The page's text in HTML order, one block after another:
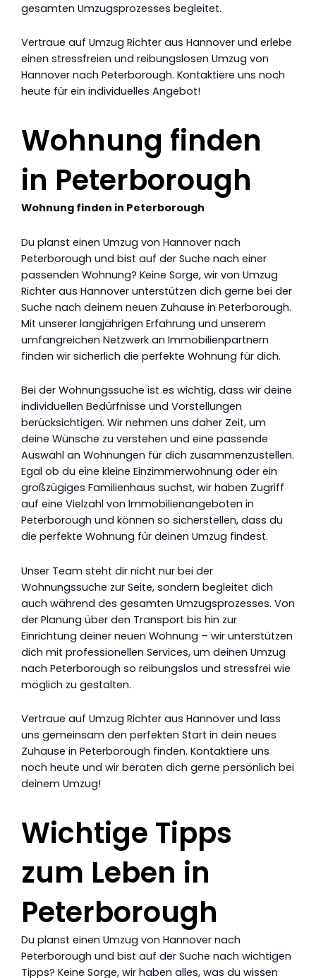
gesamten Umzugsprozesses begleitet.
Vertraue auf Umzug Richter aus Hannover und erlebe
einen stressfreien und reibungslosen Umzug von
Hannover nach Peterborough. Kontaktiere uns noch
heute für ein individuelles Angebot!
Wohnung finden
in Peterborough
Wohnung finden in Peterborough
Du planst einen Umzug von Hannover nach
Peterborough und bist auf der Suche nach einer
passenden Wohnung? Keine Sorge, wir von Umzug
Richter aus Hannover unterstützen dich gerne bei der
Suche nach deinem neuen Zuhause in Peterborough.
Mit unserer langjährigen Erfahrung und unserem
umfangreichen Netzwerk an Immobilienpartnern
finden wir sicherlich die perfekte Wohnung für dich.
Bei der Wohnungssuche ist es wichtig, dass wir deine
individuellen Bedürfnisse und Vorstellungen
berücksichtigen. Wir nehmen uns daher Zeit, um
deine Wünsche zu verstehen und eine passende
Auswahl an Wohnungen für dich zusammenzustellen.
Egal ob du eine kleine Einzimmerwohnung oder ein
großzügiges Familienhaus suchst, wir haben Zugriff
auf eine Vielzahl von Immobilienangeboten in
Peterborough und können so sicherstellen, dass du
die perfekte Wohnung für deinen Umzug findest.
Unser Team steht dir nicht nur bei der
Wohnungssuche zur Seite, sondern begleitet dich
auch während des gesamten Umzugsprozesses. Von
der Planung über den Transport bis hin zur
Einrichtung deiner neuen Wohnung – wir unterstützen
dich mit professionellen Services, um deinen Umzug
nach Peterborough so reibungslos und stressfrei wie
möglich zu gestalten.
Vertraue auf Umzug Richter aus Hannover und lass
uns gemeinsam den perfekten Start in dein neues
Zuhause in Peterborough finden. Kontaktiere uns
noch heute und wir beraten dich gerne persönlich bei
deinem Umzug!
Wichtige Tipps
zum Leben in
Peterborough
Du planst einen Umzug von Hannover nach
Peterborough und bist auf der Suche nach wichtigen
Tipps? Keine Sorge, wir haben alles, was du wissen